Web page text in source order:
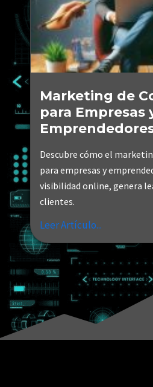
Marketing de
para Empresas
Descubre cómo el
para empresas y
visibilidad online, genera
clientes.
Leer Artículo...